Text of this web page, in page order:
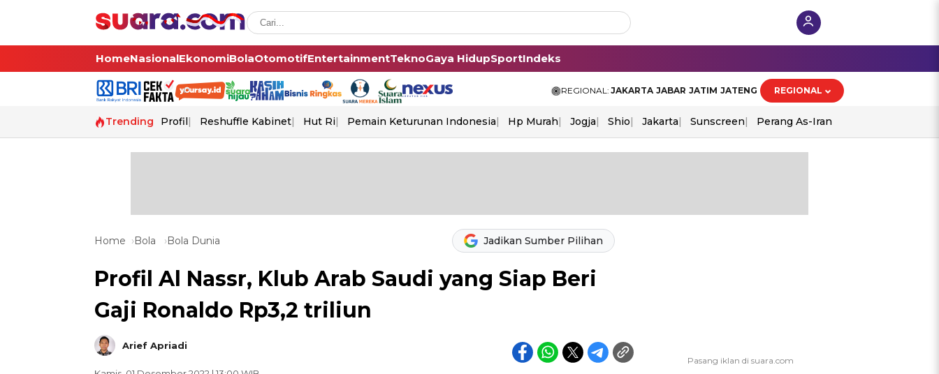
HomeNasionalEkonomiBolaOtomotifEntertainmentTeknoGaya HidupSportIndeks
REGIONAL: JAKARTA JABAR JATIM JATENG REGIONAL
Trending Profil Reshuffle Kabinet Hut Ri Pemain Keturunan Indonesia Hp Murah Jogja Shio Jakarta Sunscreen Perang As-Iran
Home Bola Bola Dunia Jadikan Sumber Pilihan
Profil Al Nassr, Klub Arab Saudi yang Siap Beri
Gaji Ronaldo Rp3,2 triliun
Arief Apriadi